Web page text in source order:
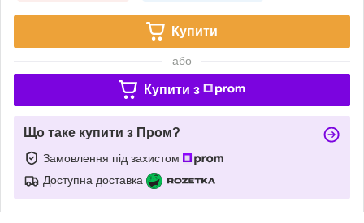
Купити
або
Купити з
Що таке купити з Пром?
Замовлення під захистом
Доступна доставка